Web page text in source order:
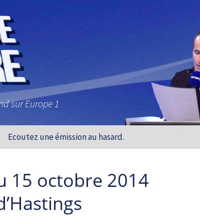
sur Europe 1
Ecoutez une émission au hasard.
15 octobre 2014